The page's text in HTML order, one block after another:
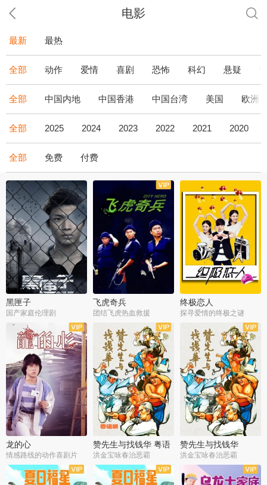
电影
最新 最热
全部 动作 爱情 喜剧 恐怖 科幻 悬疑
全部 中国内地 中国香港 中国台湾 美国 欧洲
全部 2025 2024 2023 2022 2021 2020
全部 免费 付费
黑匣子
国产家庭伦理剧
飞虎奇兵
团结飞虎热血救援
终极恋人
探寻爱情的终极之谜
龙的心
情感路线的动作喜剧片
赞先生与找钱华 粤语
版
洪金宝咏春治恶霸
赞先生与找钱华
洪金宝咏春治恶霸